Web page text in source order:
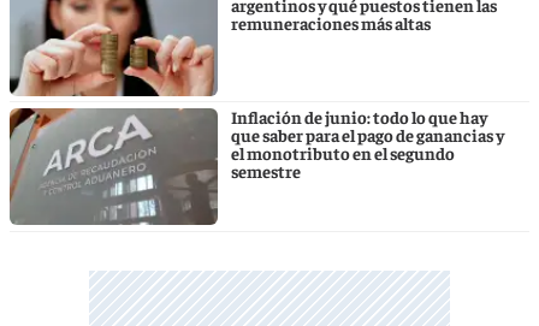
argentinos y qué puestos tienen las
remuneraciones más altas
Inflación de junio: todo lo que hay
que saber para el pago de ganancias y
el monotributo en el segundo
semestre